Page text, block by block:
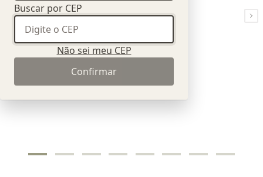
Buscar por CEP
Não sei meu CEP
Confirmar